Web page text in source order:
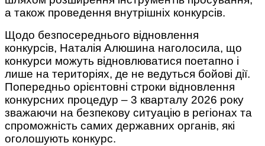
а також проведення внутрішніх конкурсів.
Щодо безпосереднього відновлення
конкурсів, Наталія Алюшина наголосила, що
конкурси можуть відновлюватися поетапно і
лише на територіях, де не ведуться бойові дії.
Попередньо орієнтовні строки відновлення
конкурсних процедур – 3 кварталу 2026 року
зважаючи на безпекову ситуацію в регіонах та
спроможність самих державних органів, які
оголошують конкурс.